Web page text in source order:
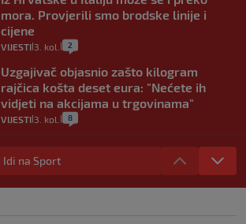
mora. Provjerili smo brodske linije i
cijene
VIJESTI 3. kol. 2
Uzgajivač objasnio zašto kilogram
rajčica košta deset eura: "Nećete ih
vidjeti na akcijama u trgovinama"
VIJESTI 3. kol. 8
Selidba je jedno od stresnijih iskustava.
Evo aktualnih cijena i nekoliko savjeta
0
Idi na Sport